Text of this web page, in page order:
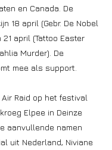
en Canada. De
18 april (Gebr. De Nobel
april (Tattoo Easter
Murder). De
mee als support.
Raid op het festival
Elpee in Deinze
aanvullende namen
uit Nederland, Niviane